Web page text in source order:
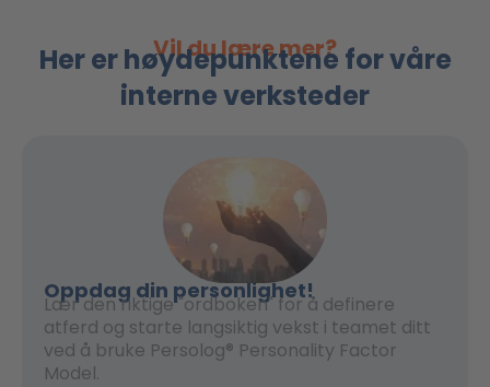
Vil du lære mer?
Her er høydepunktene for våre
interne verksteder
Oppdag din personlighet!
Lær den riktige "ordboken" for å definere
atferd og starte langsiktig vekst i teamet ditt
ved å bruke Persolog® Personality Factor
Model.